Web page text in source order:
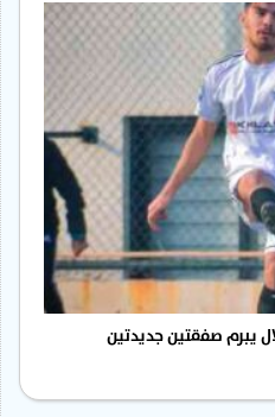
يبرم صفقتين جديدتين